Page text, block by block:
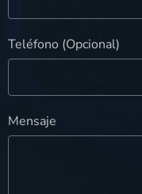
Teléfono (Opcional)
Mensaje